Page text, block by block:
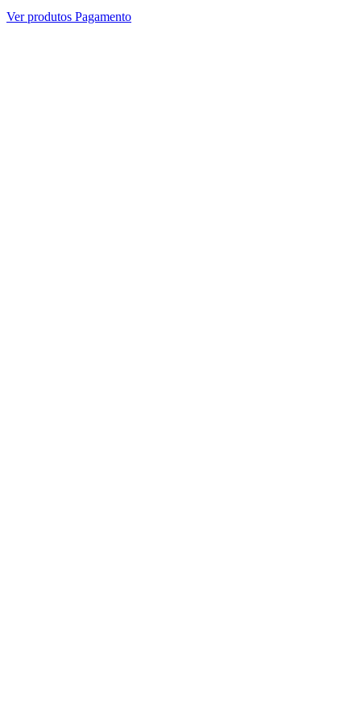
Ver produtos Pagamento